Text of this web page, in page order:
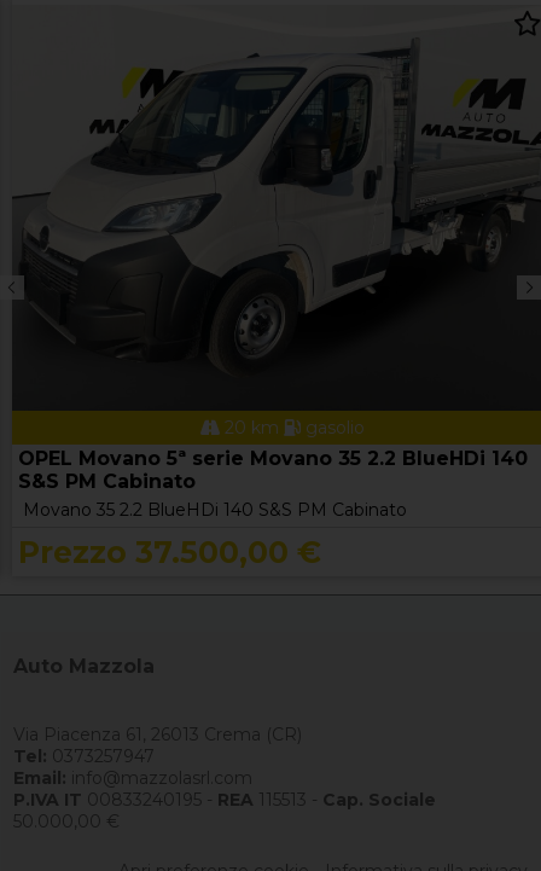
20 km gasolio
OPEL Movano 5ª serie Movano 35 2.2 BlueHDi 140
S&S PM Cabinato
Movano 35 2.2 BlueHDi 140 S&S PM Cabinato
Prezzo 37.500,00 €
Auto Mazzola
Via Piacenza 61, 26013 Crema (CR)
Tel: 0373257947
Email: info@mazzolasrl.com
P.IVA IT 00833240195 - REA 115513 - Cap. Sociale
50.000,00 €